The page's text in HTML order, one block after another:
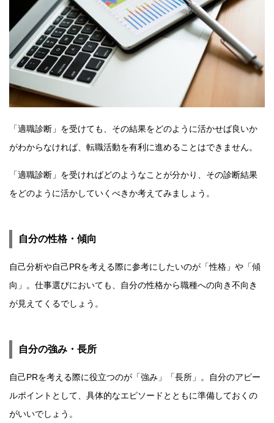
「適職診断」を受けても、その結果をどのように活かせば良いか
がわからなければ、転職活動を有利に進めることはできません。
「適職診断」を受ければどのようなことが分かり、その診断結果
をどのように活かしていくべきか考えてみましょう。
自分の性格・傾向
自己分析や自己PRを考える際に参考にしたいのが「性格」や「傾
向」。仕事選びにおいても、自分の性格から職種への向き不向き
が見えてくるでしょう。
自分の強み・長所
自己PRを考える際に役立つのが「強み」「長所」。自分のアピー
ルポイントとして、具体的なエピソードとともに準備しておくの
がいいでしょう。